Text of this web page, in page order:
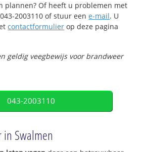
plannen? Of heeft u problemen met
2003110 of stuur eene-mail. U
contactformulier op deze pagina
geldig veegbewijs voor brandweer
043-2003110
in Swalmen